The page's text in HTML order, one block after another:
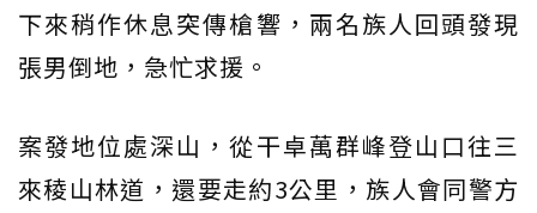
下來稍作休息突傳槍響，兩名族人回頭發現
張男倒地，急忙求援。
案發地位處深山，從干卓萬群峰登山口往三
來稜山林道，還要走約3公里，族人會同警方